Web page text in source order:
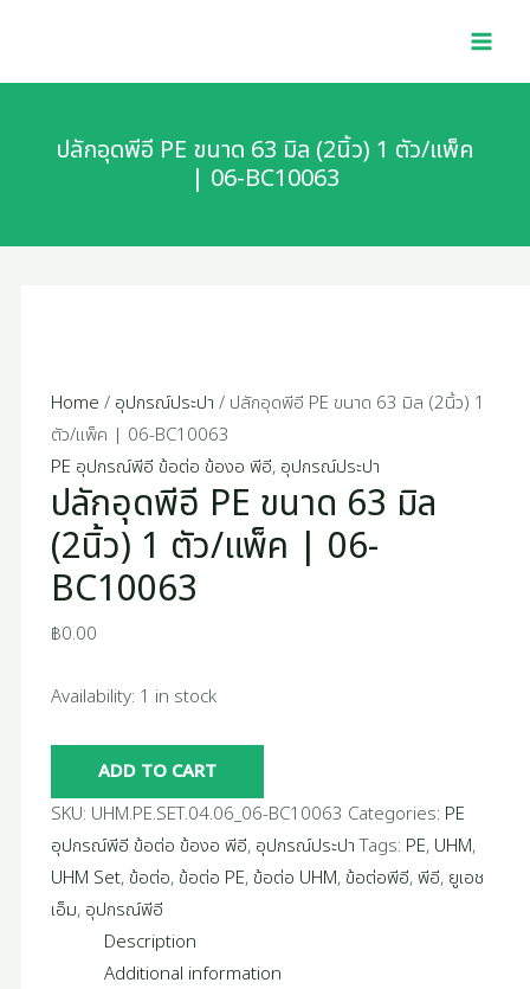
content
ปลักอุดพีอี PE ขนาด 63 มิล (2นิ้ว) 1 ตัว/แพ็ค
| 06-BC10063
Home / อุปกรณ์ประปา / ปลักอุดพีอี PE ขนาด 63 มิล (2นิ้ว) 1
ตัว/แพ็ค | 06-BC10063
PE อุปกรณ์พีอี ข้อต่อ ข้องอ พีอี, อุปกรณ์ประปา
ปลักอุดพีอี PE ขนาด 63 มิล
(2นิ้ว) 1 ตัว/แพ็ค | 06-
BC10063
฿0.00
Availability: 1 in stock
พีอี
ขนาด
06-
BC10063
quantity
ADD TO CART
SKU: UHM.PE.SET.04.06_06-BC10063 Categories: PE
อุปกรณ์พีอี ข้อต่อ ข้องอ พีอี, อุปกรณ์ประปา Tags: PE, UHM,
UHM Set,ข้อต่อ,ข้อต่อ PE,ข้อต่อ UHM,ข้อต่อพีอี,พีอี, ยูเอช
เอ็ม, อุปกรณ์พีอี
Description
Additional information